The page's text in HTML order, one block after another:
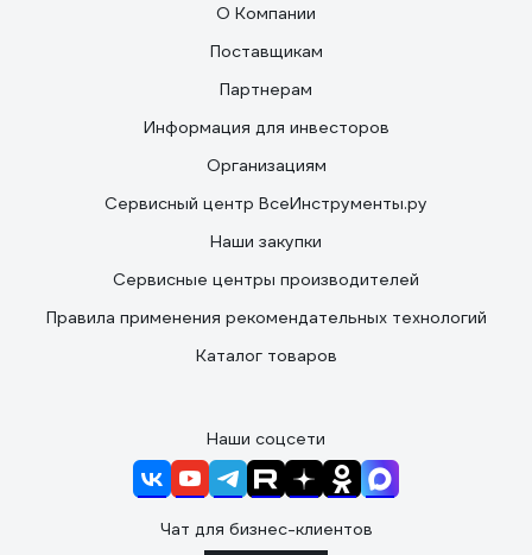
О Компании
Поставщикам
Партнерам
Информация для инвесторов
Организациям
Сервисный центр ВсеИнструменты.ру
Наши закупки
Сервисные центры производителей
Правила применения рекомендательных технологий
Каталог товаров
Наши соцсети
Чат для бизнес-клиентов